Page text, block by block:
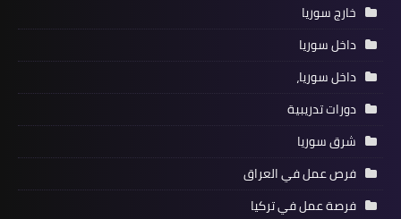
خارج سوريا
داخل سوريا
داخل سوريا،
دورات تدريبية
شرق سوريا
فرص عمل في العراق
فرصة عمل في تركيا